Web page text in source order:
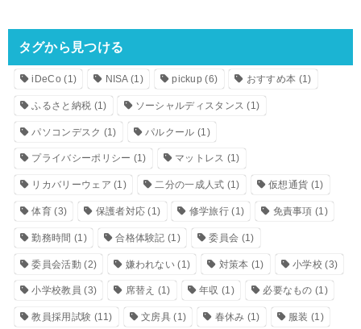
タグから見つける
iDeCo (1) NISA(1) pickup (6) おすすめ本 (1)
ふるさと納税 (1) ソーシャルディスタンス (1)
パソコンデスク (1) パルクール (1)
プライバシーポリシー (1) マットレス (1)
リカバリーウェア (1) 二分の一成人式 (1) 仮想通貨 (1)
体育 (3) 保護者対応 (1) 修学旅行(1) 免責事項 (1)
勤務時間 (1) 合格体験記 (1) 委員会 (1)
委員会活動(2) 嫌われない (1) 対策本 (1) 小学校 (3)
小学校教員 (3) 席替え (1) 年収 (1) 必要なもの (1)
教員採用試験 (11) 文房具 (1) 春休み (1) 服装 (1)